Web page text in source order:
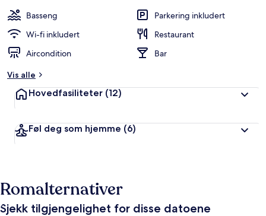
Basseng
Parkering inkludert
Wi-fi inkludert
Restaurant
Aircondition
Bar
Vis alle
Hovedfasiliteter (12)
Føl deg som hjemme (6)
Romalternativer
Sjekk tilgjengelighet for disse datoene